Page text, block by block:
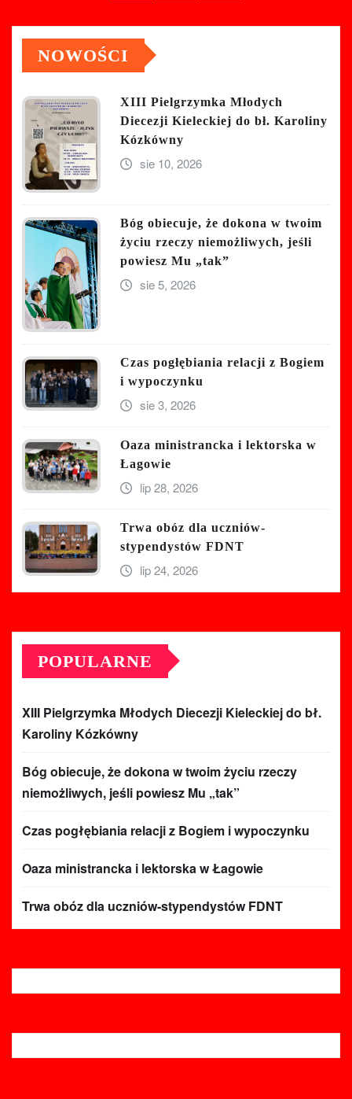
wpisów
NOWOŚCI
XIII Pielgrzymka Młodych
Diecezji Kieleckiej do bł. Karoliny
Kózkówny
sie 10, 2026
Bóg obiecuje, że dokona w twoim
życiu rzeczy niemożliwych, jeśli
powiesz Mu „tak”
sie 5, 2026
Czas pogłębiania relacji z Bogiem
i wypoczynku
sie 3, 2026
Oaza ministrancka i lektorska w
Łagowie
lip 28, 2026
Trwa obóz dla uczniów-
stypendystów FDNT
lip 24, 2026
POPULARNE
XIII Pielgrzymka Młodych Diecezji Kieleckiej do bł.
Karoliny Kózkówny
Bóg obiecuje, że dokona w twoim życiu rzeczy
niemożliwych, jeśli powiesz Mu „tak”
Czas pogłębiania relacji z Bogiem i wypoczynku
Oaza ministrancka i lektorska w Łagowie
Trwa obóz dla uczniów-stypendystów FDNT